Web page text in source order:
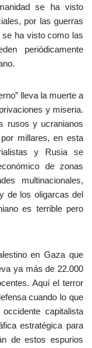
se ha visto
por las guerras
ha visto como las
periódicamente
lleva la muerte a
y miseria.
rusos y ucranianos
millares, en esta
y Rusia se
de zonas
multinacionales,
de los oligarcas del
es terrible pero
en Gaza que
ya más de 22.000
Aquí el terror
cuando lo que
capitalista
estratégica para
de estos espurios